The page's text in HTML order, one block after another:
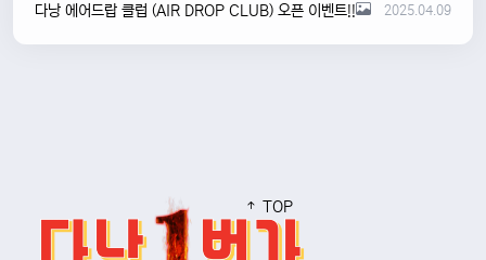
다낭 에어드랍 클럽 (AIR DROP CLUB) 오픈 이벤트!! 2025.04.09
TOP